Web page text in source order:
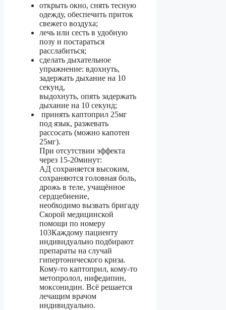
открыть окно, снять тесную
одежду, обеспечить приток
свежего воздуха;
лечь или сесть в удобную
позу и постараться
расслабиться;
сделать дыхательное
упражнение: вдохнуть,
задержать дыхание на 10
секунд,
выдохнуть, опять задержать
дыхание на 10 секунд;
принять каптоприл 25мг
под язык, разжевать
рассосать (можно капотен
25мг).
При отсутствии эффекта
через 15-20минут:
АД сохраняется высоким,
сохраняются головная боль,
дрожь в теле, учащённое
сердцебиение,
необходимо вызвать бригаду
Скорой медицинской
помощи по номеру
103Каждому пациенту
индивидуально подбирают
препараты на случай
гипертонического криза.
Кому-то каптоприл, кому-то
метопролол, нифедипин,
моксонидин. Всё решается
лечащим врачом
индивидуально.